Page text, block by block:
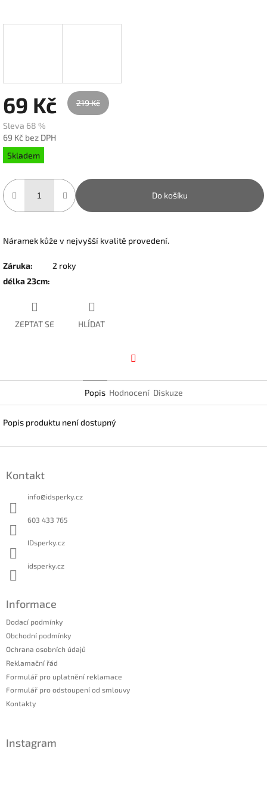
69 Kč 219 Kč
Sleva 68 %
69 Kč bez DPH
Měrná
cena:
Skladem
Do košíku
Náramek kůže v nejvyšší kvalitě provedení.
Záruka:
2 roky
délka 23cm:
ZEPTAT SE HLÍDAT
Popis Hodnocení Diskuze
Popis produktu není dostupný
Kontakt
info@idsperky.cz
603 433 765
IDsperky.cz
idsperky.cz
Informace
Dodací podmínky
Obchodní podmínky
Ochrana osobních údajů
Reklamační řád
Formulář pro uplatnění reklamace
Formulář pro odstoupení od smlouvy
Kontakty
Instagram